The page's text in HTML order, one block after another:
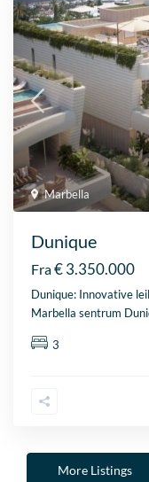
Marbella
Dunique
Fra€ 3.350.000
Dunique: Innovative
Marbella sentrum
3
More Listings